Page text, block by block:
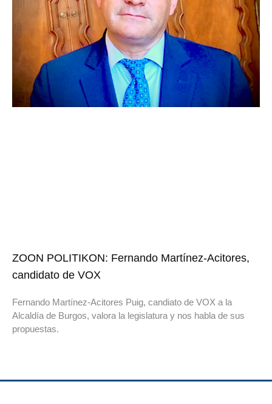
ZOON POLITIKON: Fernando Martínez-Acitores,
candidato de VOX
Fernando Martínez-Acitores Puig, candiato de VOX a la
Alcaldía de Burgos, valora la legislatura y nos habla de sus
propuestas.